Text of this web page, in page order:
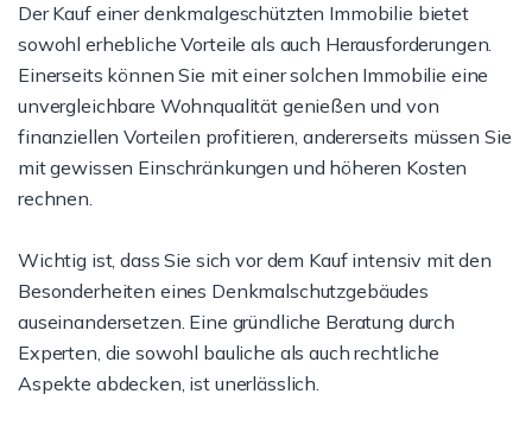
Der Kauf einer denkmalgeschützten Immobilie bietet
sowohl erhebliche Vorteile als auch Herausforderungen.
Einerseits können Sie mit einer solchen Immobilie eine
unvergleichbare Wohnqualität genießen und von
finanziellen Vorteilen profitieren, andererseits müssen Sie
mit gewissen Einschränkungen und höheren Kosten
rechnen.
Wichtig ist, dass Sie sich vor dem Kauf intensiv mit den
Besonderheiten eines Denkmalschutzgebäudes
auseinandersetzen. Eine gründliche Beratung durch
Experten, die sowohl bauliche als auch rechtliche
Aspekte abdecken, ist unerlässlich.